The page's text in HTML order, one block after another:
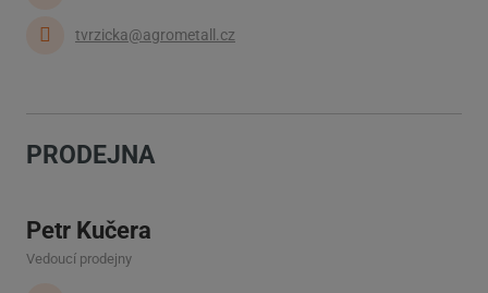
tvrzicka@agrometall.cz
PRODEJNA
Petr Kučera
Vedoucí prodejny